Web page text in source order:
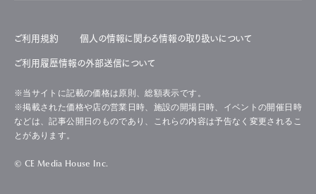
ご利用規約 個人の情報に関わる情報の取り扱いについて
ご利用履歴情報の外部送信について
※当サイトに記載の価格は原則、総額表示です。
※掲載された価格や店の営業日時、施設の開場日時、イベントの開催日時
などは、記事公開日のものであり、これらの内容は予告なく変更されるこ
とがあります。
© CE Media House Inc.